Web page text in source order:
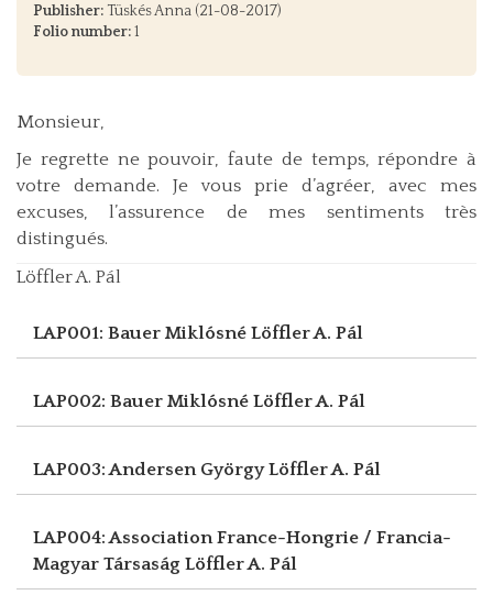
Publisher: Tüskés Anna (21-08-2017)
Folio number:1
Monsieur,
Je regrette ne pouvoir, faute de temps, répondre à
votre demande. Je vous prie d’agréer, avec mes
excuses, l’assurence de mes sentiments très
distingués.
Löffler A. Pál
LAP001: Bauer Miklósné Löffler A. Pál
LAP002: Bauer Miklósné Löffler A. Pál
LAP003: Andersen GyörgyLöffler A. Pál
LAP004: Association France-Hongrie / Francia-
Magyar Társaság Löffler A. Pál